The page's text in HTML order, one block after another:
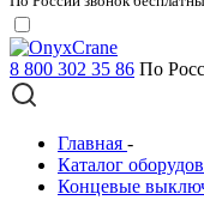
8 800 302 35 86 По
Главная -
Каталог
Концевые